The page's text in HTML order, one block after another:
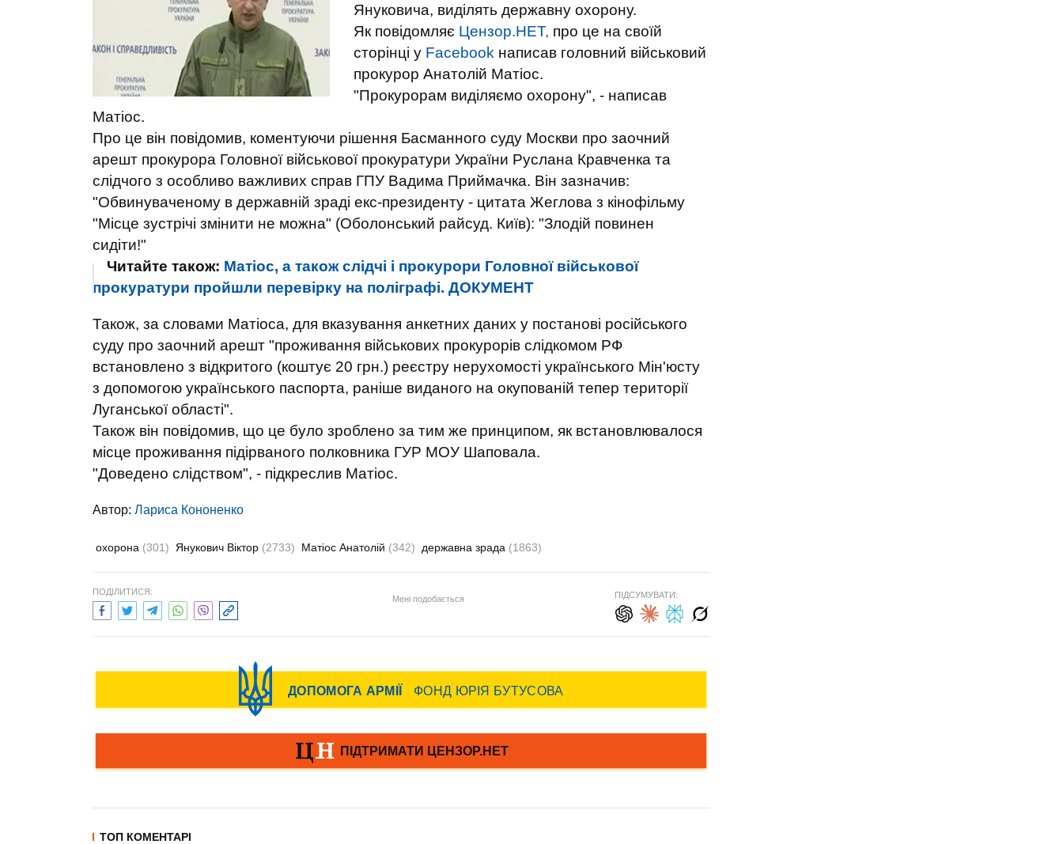
Януковича, виділять державну охорону.
Як повідомляє Цензор.НЕТ, про це на своїй
сторінці у Facebook написав головний військовий
прокурор Анатолій Матіос.
"Прокурорам виділяємо охорону", - написав
Матіос.
Про це він повідомив, коментуючи рішення Басманного суду Москви про заочний
арешт прокурора Головної військової прокуратури України Руслана Кравченка та
слідчого з особливо важливих справ ГПУ Вадима Приймачка. Він зазначив:
"Обвинуваченому в державній зраді екс-президенту - цитата Жеглова з кінофільму
"Місце зустрічі змінити не можна" (Оболонський райсуд. Київ): "Злодій повинен
сидіти!"
Читайте також: Матіос, а також слідчі і прокурори Головної військової
прокуратури пройшли перевірку на поліграфі. ДОКУМЕНТ
Також, за словами Матіоса, для вказування анкетних даних у постанові російського
суду про заочний арешт "проживання військових прокурорів слідкомом РФ
встановлено з відкритого (коштує 20 грн.) реєстру нерухомості українського Мін'юсту
з допомогою українського паспорта, раніше виданого на окупованій тепер території
Луганської області".
Також він повідомив, що це було зроблено за тим же принципом, як встановлювалося
місце проживання підірваного полковника ГУР МОУ Шаповала.
"Доведено слідством", - підкреслив Матіос.
Автор: Лариса Кононенко
охорона (301) Янукович Віктор (2733) Матіос Анатолій (342) державна зрада (1863)
ПОДІЛИТИСЯ:
Мені подобається ПІДСУМУВАТИ:
ТОП КОМЕНТАРІ